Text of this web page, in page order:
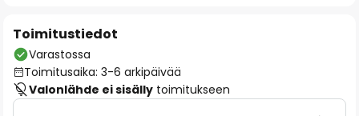
Toimitustiedot
Varastossa
Toimitusaika: 3-6 arkipäivää
Valonlähde ei sisälly toimitukseen